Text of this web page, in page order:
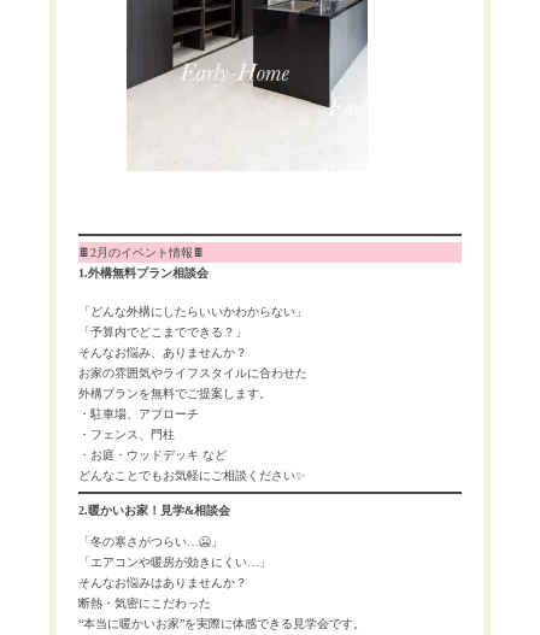
🍫2月のイベント情報🍫
1.外構無料プラン相談会
「どんな外構にしたらいいかわからない」
「予算内でどこまでできる？」
そんなお悩み、ありませんか？
お家の雰囲気やライフスタイルに合わせた
外構プランを無料でご提案します。
・駐車場、アプローチ
・フェンス、門柱
・お庭・ウッドデッキ など
どんなことでもお気軽にご相談ください✨
2.暖かいお家！見学&相談会
「冬の寒さがつらい…🥶」
「エアコンや暖房が効きにくい…」
そんなお悩みはありませんか？
断熱・気密にこだわった
“本当に暖かいお家”を実際に体感できる見学会です。